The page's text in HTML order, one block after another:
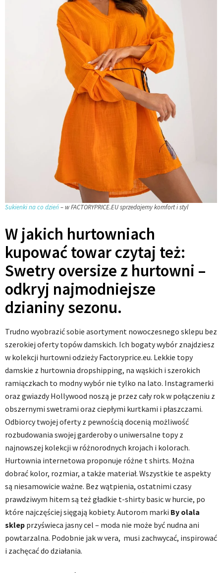
Sukienki na co dzień– w FACTORYPRICE.EU sprzedajemy komfort i styl
W jakich hurtowniach
kupować towar czytaj też:
Swetry oversize z hurtowni –
odkryj najmodniejsze
dzianiny sezonu.
Trudno wyobrazić sobie asortyment nowoczesnego sklepu bez
szerokiej oferty topów damskich. Ich bogaty wybór znajdziesz
w kolekcji hurtowni odzieży Factoryprice.eu. Lekkie topy
damskie z hurtownia dropshipping, na wąskich i szerokich
ramiączkach to modny wybór nie tylko na lato. Instagramerki
oraz gwiazdy Hollywood noszą je przez cały rok w połączeniu z
obszernymi swetrami oraz ciepłymi kurtkami i płaszczami.
Odbiorcy twojej oferty z pewnością docenią możliwość
rozbudowania swojej garderoby o uniwersalne topy z
najnowszej kolekcji w różnorodnych krojach i kolorach.
Hurtownia internetowa proponuje różne t shirts. Można
dobrać kolor, rozmiar, a także materiał. Wszystkie te aspekty
są niesamowicie ważne. Bez wątpienia, ostatnimi czasy
prawdziwym hitem są też gładkie t-shirty basic w hurcie, po
które najczęściej sięgają kobiety. Autorom marki By olala
sklep przyświeca jasny cel – moda nie może być nudna ani
powtarzalna. Podobnie jak w vera, musi zachwycać, inspirować
i zachęcać do działania.